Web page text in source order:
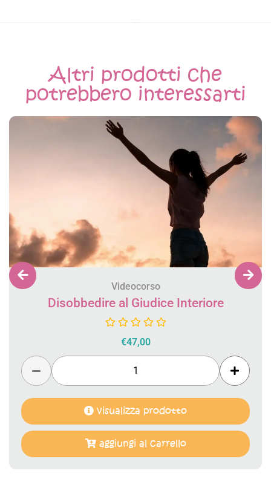
Altri prodotti che
potrebbero interessarti
Videocorso
Disobbedire al Giudice Interiore
€47,00
visualizza prodotto
aggiungi al carrello